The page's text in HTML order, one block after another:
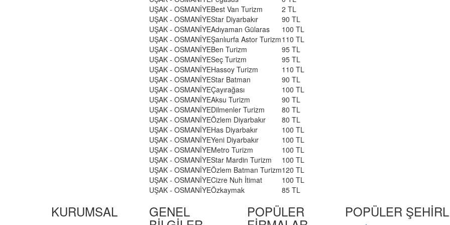
UŞAK - OSMANİYEBest Van Turizm
2 TL
UŞAK - OSMANİYEStar Diyarbakır
90 TL
UŞAK - OSMANİYEAdıyaman Gülaras
100 TL
UŞAK - OSMANİYEŞanlıurfa Astor Turizm110 TL
UŞAK - OSMANİYEBen Turizm
95 TL
UŞAK - OSMANİYESeç Turizm
95 TL
UŞAK - OSMANİYEHassoy Turizm
110 TL
UŞAK - OSMANİYEStar Batman
90 TL
UŞAK - OSMANİYEÇayırağası
100 TL
UŞAK - OSMANİYEAksu Turizm
90 TL
UŞAK - OSMANİYEDilmenler Turizm
80 TL
UŞAK - OSMANİYEÖzlem Diyarbakır
80 TL
UŞAK - OSMANİYEHas Diyarbakır
100 TL
UŞAK - OSMANİYEYeni Diyarbakır
100 TL
UŞAK - OSMANİYEMetro Turizm
100 TL
UŞAK - OSMANİYEStar Mardin Turizm
100 TL
UŞAK - OSMANİYEÖzlem Batman Turizm120 TL
UŞAK - OSMANİYECizre Nuh İtimat
100 TL
UŞAK - OSMANİYEÖzkaymak 85 TL
KURUMSAL GENEL POPÜLER POPÜLER